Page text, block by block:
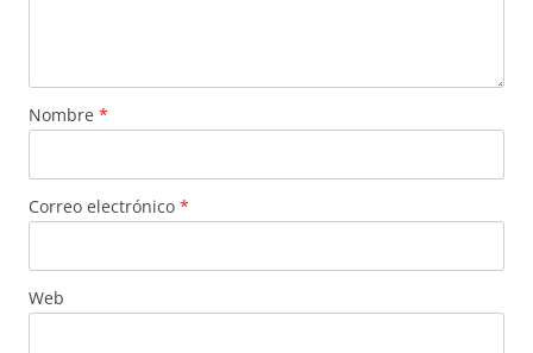
Nombre *
Correo electrónico *
Web